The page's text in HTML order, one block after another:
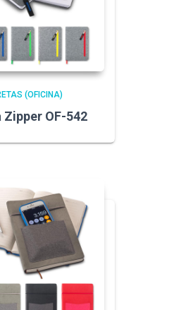
(OFICINA)
Zipper OF-542